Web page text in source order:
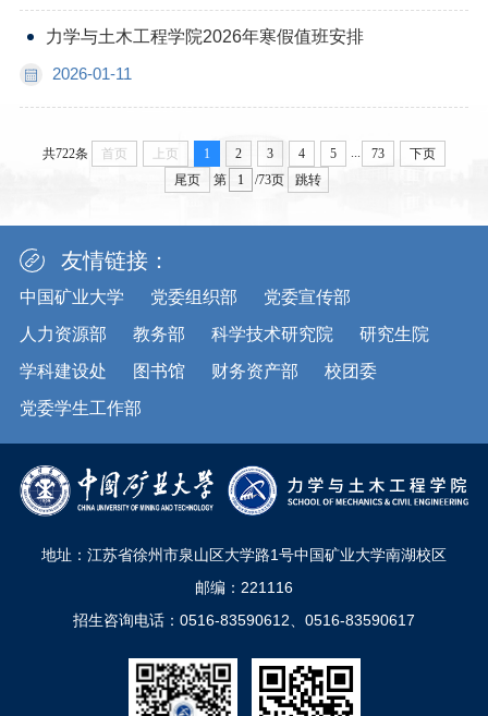
力学与土木工程学院2026年寒假值班安排
2026-01-11
共722条 首页 上页 1 2 3 4 5 ... 73
下页
尾页
第 /73页 跳转
友情链接：
中国矿业大学 党委组织部
党委宣传部
人力资源部
教务部 科学技术研究院
研究生院
学科建设处
图书馆 财务资产部
校团委
党委学生工作部
地址：江苏省徐州市泉山区大学路1号中国矿业大学南湖校区
邮编：221116
招生咨询电话：0516-83590612、0516-83590617